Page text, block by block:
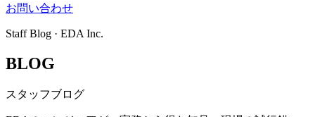
お問い合わせ
Staff Blog · EDA Inc.
BLOG
スタッフブログ